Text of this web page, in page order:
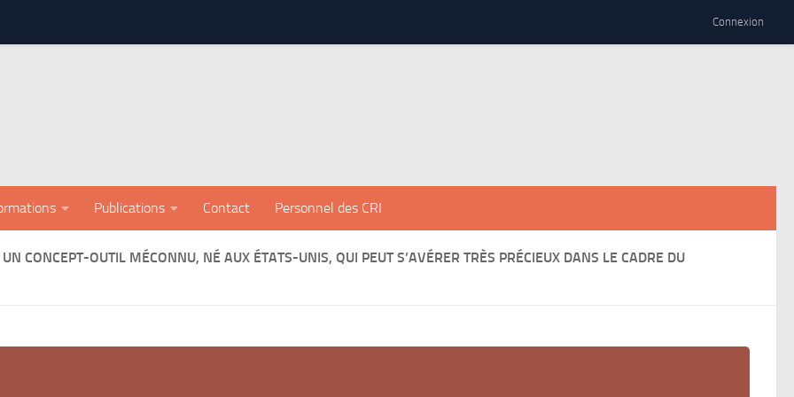
Connexion
Publications Contact Personnel des CRI
CONCEPT-OUTIL MÉCONNU, NÉ AUX ÉTATS-UNIS, QUI PEUT S’AVÉRER TRÈS PRÉCIEUX DANS LE CADRE DU